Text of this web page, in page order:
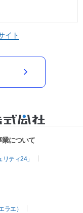
イト
業について
ティ24」
ラエ）